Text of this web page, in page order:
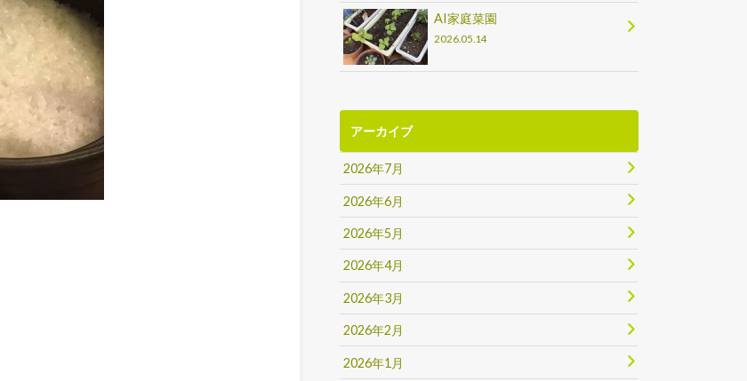
AI家庭菜園
2026.05.14
アーカイブ
2026年7月
2026年6月
2026年5月
2026年4月
2026年3月
2026年2月
2026年1月